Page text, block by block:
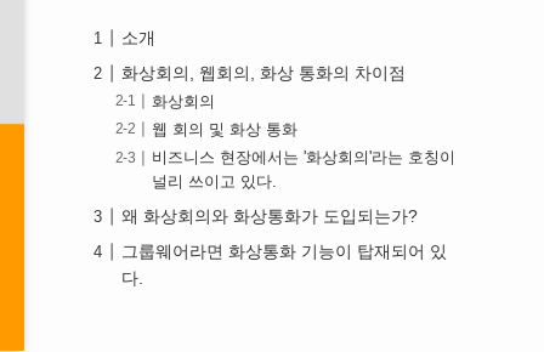
소개
화상회의, 웹회의, 화상 통화의 차이점
화상회의
웹 회의 및 화상 통화
비즈니스 현장에서는 '화상회의'라는 호칭이
널리 쓰이고 있다.
왜 화상회의와 화상통화가 도입되는가?
그룹웨어라면 화상통화 기능이 탑재되어 있
다.